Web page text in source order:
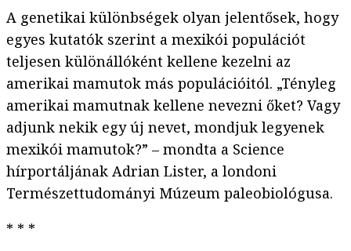
A genetikai különbségek olyan jelentősek, hogy
egyes kutatók szerint a mexikói populációt
teljesen különállóként kellene kezelni az
amerikai mamutok más populációitól. „Tényleg
amerikai mamutnak kellene nevezni őket? Vagy
adjunk nekik egy új nevet, mondjuk legyenek
mexikói mamutok?” – mondta a Science
hírportáljának Adrian Lister, a londoni
Természettudományi Múzeum paleobiológusa.
* * *